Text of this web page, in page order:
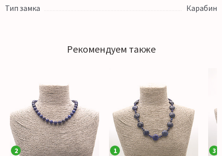
Тип замка
Карабин
Рекомендуем также
2 1 3